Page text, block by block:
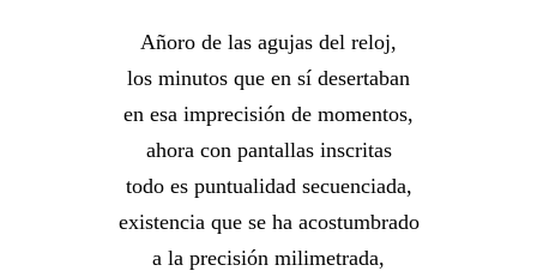
Añoro de las agujas del reloj,
los minutos que en sí desertaban
en esa imprecisión de momentos,
ahora con pantallas inscritas
todo es puntualidad secuenciada,
existencia que se ha acostumbrado
a la precisión milimetrada,